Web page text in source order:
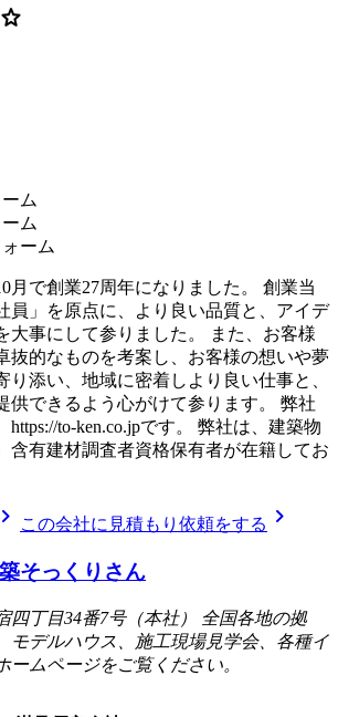
star
ム
ム
ーム
月で創業27周年になりました。 創業当
員」を原点に、より良い品質と、アイデ
大事にして参りました。 また、お客様
抜的なものを考案し、お客様の想いや夢
り添い、地域に密着しより良い仕事と、
供できるよう心がけて参ります。 弊社
to-ken.co.jpです。 弊社は、建築物
含有建材調査者資格保有者が在籍してお
chevron_right この会社に見積もり依頼をする chevron_right
そっくりさん
四丁目34番7号（本社） 全国各地の拠
モデルハウス、施工現場見学会、各種イ
ームページをご覧ください。